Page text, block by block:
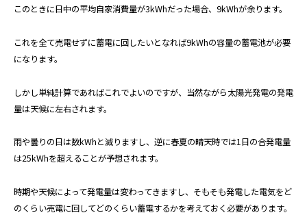
このときに日中の平均自家消費量が3kWhだった場合、9kWhが余ります。
これを全て売電せずに蓄電に回したいとなれば9kWhの容量の蓄電池が必要
になります。
しかし単純計算であればこれでよいのですが、当然ながら太陽光発電の発電
量は天候に左右されます。
雨や曇りの日は数kWhと減りますし、逆に春夏の晴天時では1日の合発電量
は25kWhを超えることが予想されます。
時期や天候によって発電量は変わってきますし、そもそも発電した電気をど
のくらい売電に回してどのくらい蓄電するかを考えておく必要があります。